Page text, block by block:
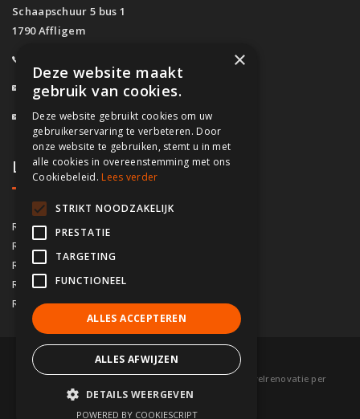
Schaapschuur 5 bus 1
1790 Affligem
info@fassado.be
BTW: BE 0700.617.934
Lokaal contact
Regio Antwerpen
Regio Brussel
Regio Gent 09/283.15.10
Regio Brugge 050/76.00.21
Regio Kortrijk 056/92.10.73
© 2026 Fassado |Voorwaarden|Sitemap|
Gevelrenovatie per
gemeente|Partners
×
Deze website maakt
gebruik van cookies.
Deze website gebruikt cookies om uw
gebruikerservaring te verbeteren. Door
onze website te gebruiken, stemt u in met
alle cookies in overeenstemming met ons
Cookiebeleid. Lees verder
STRIKT NOODZAKELIJK
PRESTATIE
TARGETING
FUNCTIONEEL
ALLES ACCEPTEREN
ALLES AFWIJZEN
DETAILS WEERGEVEN
POWERED BY COOKIESCRIPT